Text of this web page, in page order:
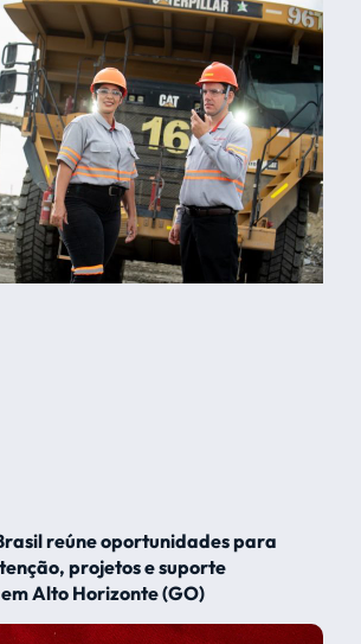
reúne oportunidades para
projetos e suporte
Alto Horizonte (GO)